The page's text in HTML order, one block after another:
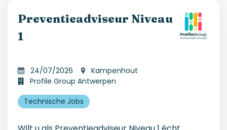
Preventieadviseur Niveau
1
24/07/2026
Kampenhout
Profile Group Antwerpen
Technische Jobs